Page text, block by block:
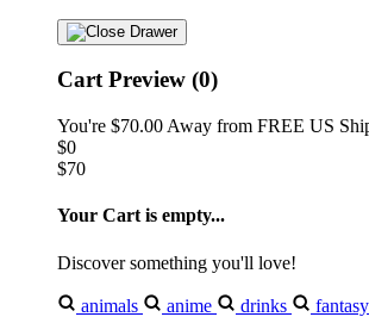
Cart Preview (0)
You're $70.00 Away from FREE US
$0
$70
Your Cart is empty...
Discover something you'll love!
animals anime drinks fantasy